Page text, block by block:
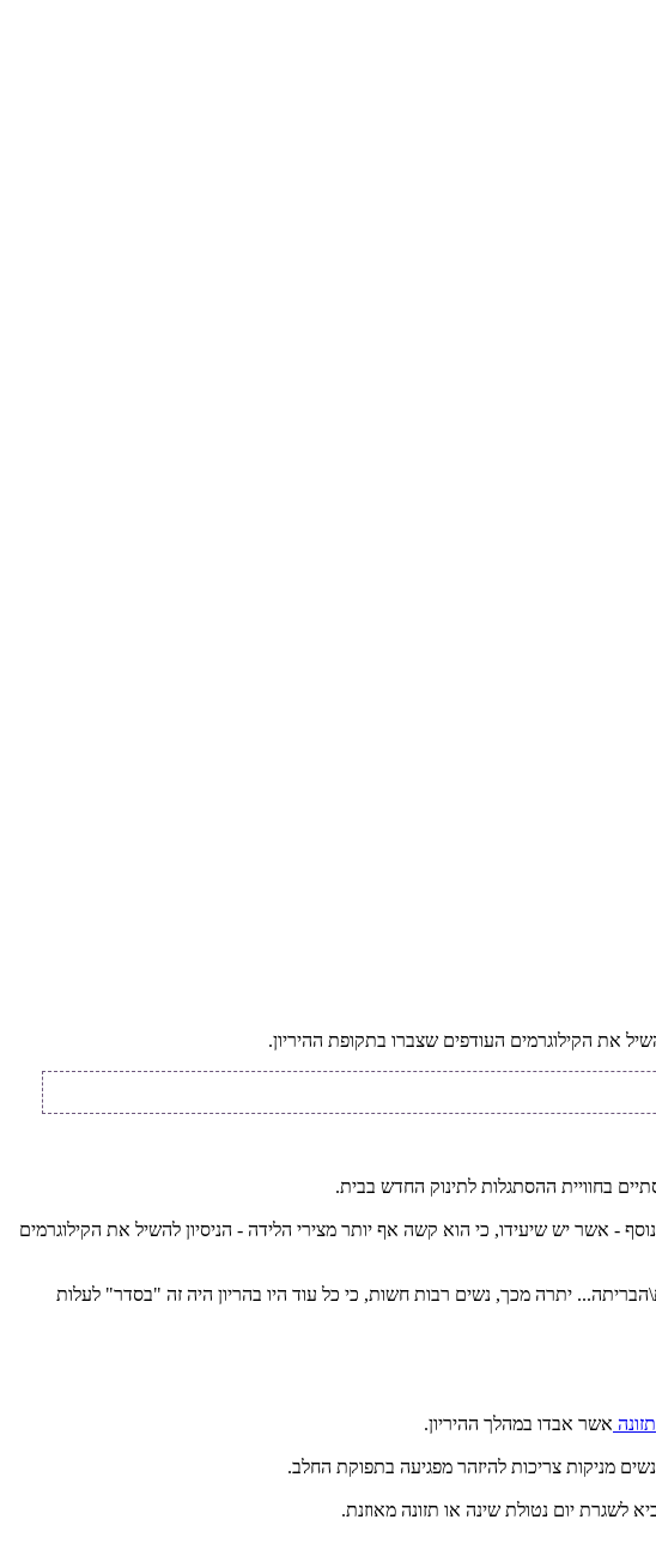
את הקילוגרמים העודפים שצברו בתקופת ההיריון.
בחוויית ההסתגלות לתינוק החדש בבית.
אשר יש שיעידו, כי הוא קשה אף יותר מצירי הלידה - הניסיון להשיל את הקילוגרמים
יתרה מכך, נשים רבות חשות, כי כל עוד היו בהריון היה זה "בסדר" לעלות
תזונה אשר אבדו במהלך ההיריון.
מניקות צריכות להיזהר מפגיעה בתפוקת החלב.
לשגרת יום נטולת שינה או תזונה מאוזנת.